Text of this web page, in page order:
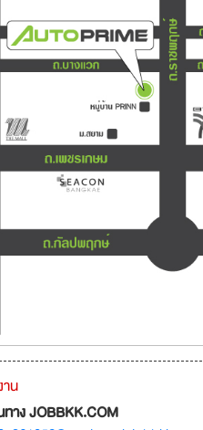
น
าง JOBBKK.COM